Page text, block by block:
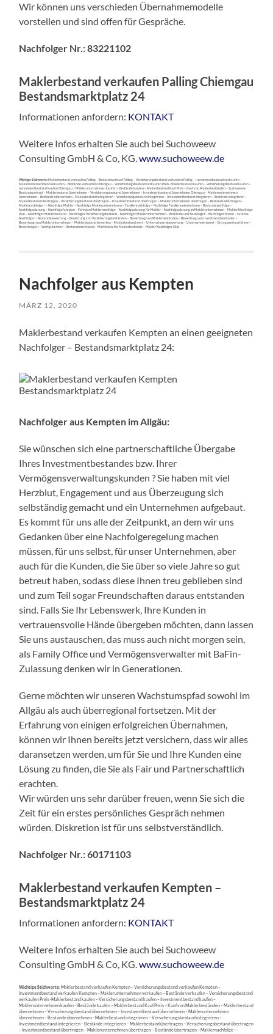
Wir können uns verschieden Übernahmemodelle
vorstellen und sind offen für Gespräche.
Nachfolger Nr.: 83221102
Maklerbestand verkaufen Palling Chiemgau
Bestandsmarktplatz 24
Informationen anfordern: KONTAKT
Weitere Infos erhalten Sie auch bei Suchoweew
Consulting GmbH & Co, KG.www.suchoweew.de
Wichtige Stichworte:Maklerbestand verkaufen Palling – Bestandsverkauf Palling – Versicherungsbestand verkaufen Palling – Investmentbestand verkaufen –
Maklerunternehmen verkaufen – Bestände verkaufen Chiemgau – Versicherungsbestand verkaufen Preis -Maklerbestand kaufen – Versicherungsbestand kaufen –
Investmentbestand kaufen Chiemgau – Maklerunternehmen kaufen – Bestände kaufen – Maklerbestand Kauf Preis – Kauf von Maklerbeständen – Suchoweew
Bestandsverkauf – Maklerbestand übernehmen – Versicherungsbestand übernehmen – Investmentbestand übernehmen Chiemgau – Maklerunternehmen
übernehmen – Bestände übernehmen –Maklerbestand integrieren – Versicherungsbestand integrieren – Investmentbestand integrieren – Bestände integrieren –
Maklerbestand übertragen – Versicherungsbestand übertragen – Investmentbestand übertragen – Maklerunternehmen übertragen – Bestände übertragen –
Maklernachfolge –– Nachfolge Makler – Nachfolge Maklerunternehmen – Familiennachfolge – Nachfolge Familienunternehmen – Bestandsnachfolge –
Nachfolgeplanung – Nachfolgefahrplan – Fahrplan Maklernachfolge – Nachfolgeplanung für Makler – Nachfolgeplanung im Maklerunternehmen – Makler Nachfolge
Plan – Nachfolger Maklerbestand – Nachfolger Versicherungsbestand – Nachfolger Maklerunternehmen – Bestände und Nachfolger – Nachfolger finden – externe
Nachfolger – Bestandsbewertung – Bewertung von Versicherungsbeständen – Bewertung von Maklerbeständen – Bewertung von Investmentbeständen –
Bewertung von Maklerunternehmen – Maklerbestand bewerten – Maklerbestand wert – Unternehmensbewertung – Unternehmenswert – Ertragswertverfahren –
Bewertungen – Wertgutachten – Bestandsmarktplatz – Marktplatz für Maklerbestände – Makler Nachfolger Club –
Nachfolger aus Kempten
MÄRZ 12, 2020
Maklerbestand verkaufen Kempten an einen geeigneten
Nachfolger – Bestandsmarktplatz 24:
Nachfolger aus Kempten im Allgäu:
Sie wünschen sich eine partnerschaftliche Übergabe
Ihres Investmentbestandes bzw. Ihrer
Vermögensverwaltungskunden ? Sie haben mit viel
Herzblut, Engagement und aus Überzeugung sich
selbständig gemacht und ein Unternehmen aufgebaut.
Es kommt für uns alle der Zeitpunkt, an dem wir uns
Gedanken über eine Nachfolgeregelung machen
müssen, für uns selbst, für unser Unternehmen, aber
auch für die Kunden, die Sie über so viele Jahre so gut
betreut haben, sodass diese Ihnen treu geblieben sind
und zum Teil sogar Freundschaften daraus entstanden
sind. Falls Sie Ihr Lebenswerk, Ihre Kunden in
vertrauensvolle Hände übergeben möchten, dann lassen
Sie uns austauschen, das muss auch nicht morgen sein,
als Family Office und Vermögensverwalter mit BaFin-
Zulassung denken wir in Generationen.
Gerne möchten wir unseren Wachstumspfad sowohl im
Allgäu als auch überregional fortsetzen. Mit der
Erfahrung von einigen erfolgreichen Übernahmen,
können wir Ihnen bereits jetzt versichern, dass wir alles
daransetzen werden, um für Sie und Ihre Kunden eine
Lösung zu finden, die Sie als Fair und Partnerschaftlich
erachten.
Wir würden uns sehr darüber freuen, wenn Sie sich die
Zeit für ein erstes persönliches Gespräch nehmen
würden. Diskretion ist für uns selbstverständlich.
Nachfolger Nr.: 60171103
Maklerbestand verkaufen Kempten –
Bestandsmarktplatz 24
Informationen anfordern: KONTAKT
Weitere Infos erhalten Sie auch bei Suchoweew
Consulting GmbH & Co, KG.www.suchoweew.de
Wichtige Stichworte: Maklerbestand verkaufen Kempten – Versicherungsbestand verkaufen Kempten –
Investmentbestand verkaufen Kempten – Maklerunternehmen verkaufen – Bestände verkaufen – Versicherungsbestand
verkaufen Preis -Maklerbestand kaufen – Versicherungsbestand kaufen – Investmentbestand kaufen –
Maklerunternehmen kaufen – Bestände kaufen – Maklerbestand Kauf Preis – Kauf von Maklerbeständen – Maklerbestand
übernehmen – Versicherungsbestand übernehmen – Investmentbestand übernehmen – Maklerunternehmen
übernehmen – Bestände übernehmen –Maklerbestand integrieren – Versicherungsbestand integrieren –
Investmentbestand integrieren – Bestände integrieren – Maklerbestand übertragen – Versicherungsbestand übertragen
– Investmentbestand übertragen – Maklerunternehmen übertragen – Bestände übertragen – Maklernachfolge ––